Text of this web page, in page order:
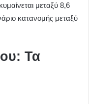
μεταξύ 8,6
κατανομής μεταξύ
Τα